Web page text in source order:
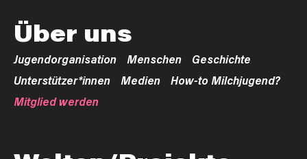
Über uns
Jugendorganisation Menschen
Geschichte
Unterstützer*innen
Medien
How-to Milchjugend?
Mitglied werden